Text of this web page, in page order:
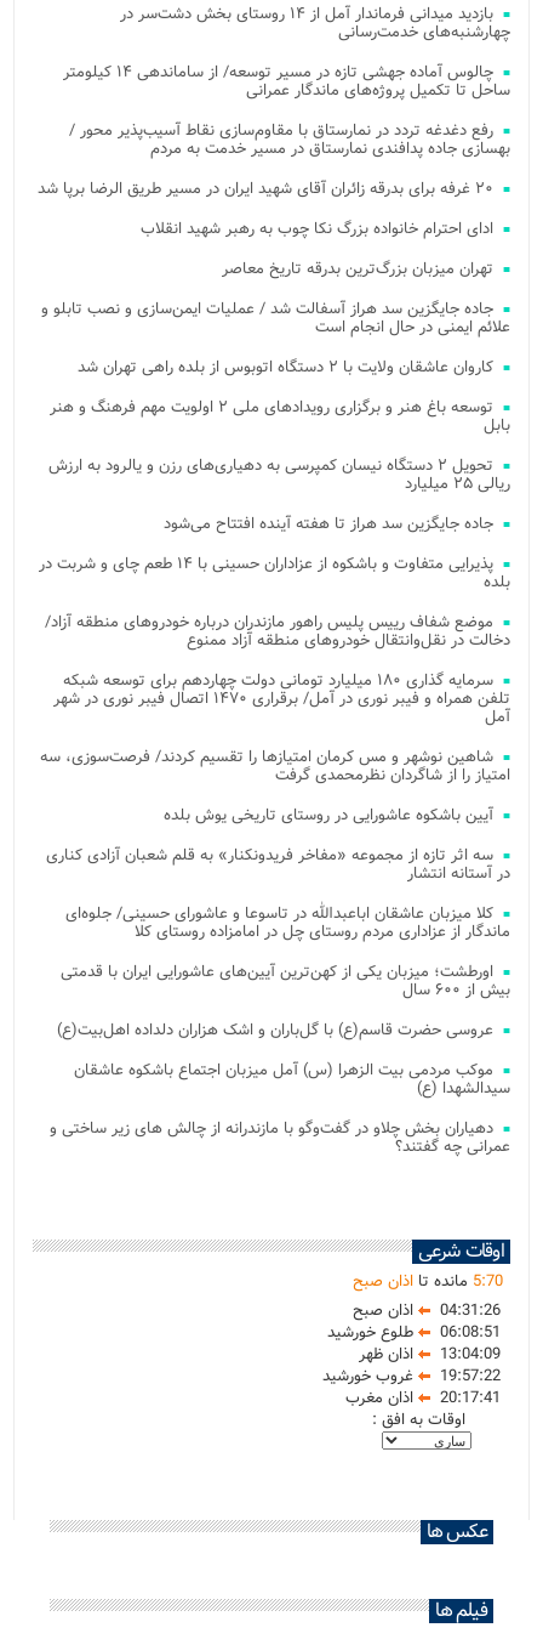
بازدید میدانی فرماندار آمل از ۱۴ روستای بخش دشت‌سر در
چهارشنبه‌های خدمت‌رسانی
چالوس آماده جهشی تازه در مسیر توسعه/ از ساماندهی ۱۴ کیلومتر
ساحل تا تکمیل پروژه‌های ماندگار عمرانی
رفع دغدغه تردد در نمارستاق با مقاوم‌سازی نقاط آسیب‌پذیر محور /
بهسازی جاده پدافندی نمارستاق در مسیر خدمت به مردم
۲۰ غرفه برای بدرقه زائران آقای شهید ایران در مسیر طریق الرضا برپا شد
ادای احترام خانواده بزرگ نکا چوب به رهبر شهید انقلاب
تهران میزبان بزرگ‌ترین بدرقه تاریخ معاصر
جاده جایگزین سد هراز آسفالت شد / عملیات ایمن‌سازی و نصب تابلو و
علائم ایمنی در حال انجام است
کاروان عاشقان ولایت با ۲ دستگاه اتوبوس از بلده راهی تهران شد
توسعه باغ هنر و برگزاری رویدادهای ملی ۲ اولویت مهم فرهنگ و هنر
بابل
تحویل ۲ دستگاه نیسان کمپرسی به دهیاری‌های رزن و یالرود به ارزش
ریالی ۲۵ میلیارد
جاده جایگزین سد هراز تا هفته آینده افتتاح می‌شود
پذیرایی متفاوت و باشکوه از عزاداران حسینی با ۱۴ طعم چای و شربت در
بلده
موضع شفاف رییس پلیس راهور مازندران درباره خودروهای منطقه آزاد/
دخالت در نقل‌وانتقال خودروهای منطقه آزاد ممنوع
سرمایه گذاری ۱۸۰ میلیارد تومانی دولت چهاردهم برای توسعه شبکه
تلفن همراه و فیبر نوری در آمل/ برقراری ۱۴۷۰ اتصال فیبر نوری در شهر
آمل
شاهین نوشهر و مس کرمان امتیازها را تقسیم کردند/ فرصت‌سوزی، سه
امتیاز را از شاگردان نظرمحمدی گرفت
آیین باشکوه عاشورایی در روستای تاریخی یوش بلده
سه اثر تازه از مجموعه «مفاخر فریدونکنار» به قلم شعبان آزادی کناری
در آستانه انتشار
کلا میزبان عاشقان اباعبدالله در تاسوعا و عاشورای حسینی/ جلوه‌ای
ماندگار از عزاداری مردم روستای چل در امامزاده روستای کلا
اورطشت؛ میزبان یکی از کهن‌ترین آیین‌های عاشورایی ایران با قدمتی
بیش از ۶۰۰ سال
عروسی حضرت قاسم(ع) با گل‌باران و اشک هزاران دلداده اهل‌بیت(ع)
موکب مردمی بیت‌ الزهرا (س) آمل میزبان اجتماع باشکوه عاشقان
سیدالشهدا (ع)
دهیاران بخش چلاو در گفت‌وگو با مازندرانه از چالش های زیر ساختی و
عمرانی چه گفتند؟
اوقات شرعی
5:70 مانده تا اذان صبح
04:31:26
اذان صبح
06:08:51
طلوع خورشید
13:04:09
اذان ظهر
19:57:22
غروب خورشید
20:17:41
اذان مغرب
اوقات به افق :
عکس ها
فیلم ها